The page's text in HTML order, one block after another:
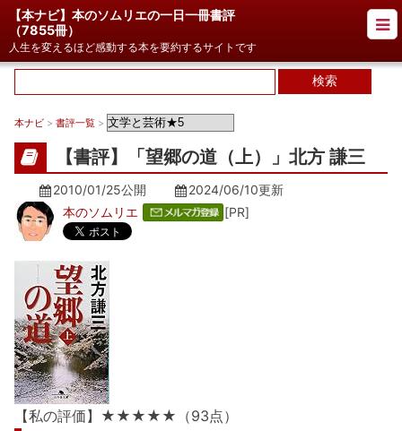
【本ナビ】本のソムリエの一日一冊書評
（7855冊）
人生を変えるほど感動する本を要約するサイトです
本ナビ > 書評一覧 >
【書評】「望郷の道（上）」北方 謙三
2010/01/25公開 2024/06/10更新
本のソムリエ
[PR]
【私の評価】★★★★★（93点）